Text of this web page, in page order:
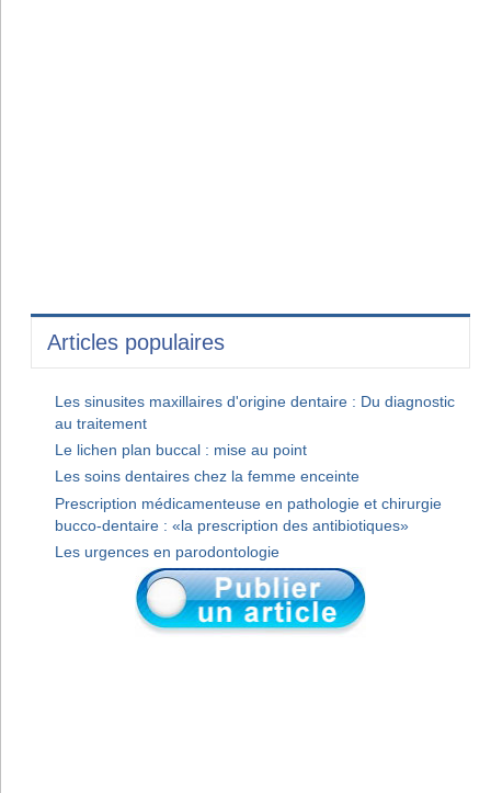
Articles populaires
Les sinusites maxillaires d'origine dentaire : Du diagnostic
au traitement
Le lichen plan buccal : mise au point
Les soins dentaires chez la femme enceinte
Prescription médicamenteuse en pathologie et chirurgie
bucco-dentaire : «la prescription des antibiotiques»
Les urgences en parodontologie